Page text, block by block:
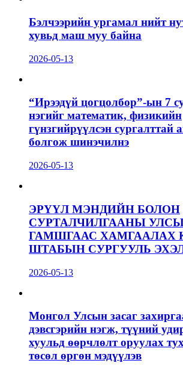
Бэлчээрийн ургамал нийт
хувьд маш муу байна
2026-05-13
“Ирээдүй цогцолбор”-ын 7
нэгийг математик, физикийн
гүнзгийрүүлсэн сургалттай
болгож шинэчилнэ
2026-05-13
ЭРҮҮЛ МЭНДИЙН БОЛОН
СУРТАЛЧИЛГААНЫ
ГАМШГААС ХАМГААЛАХ
ШТАБЫН СУРГУУЛЬ
2026-05-13
Монгол Улсын засаг
дэвсгэрийн нэгж, түүний
хуульд өөрчлөлт оруулах
төсөл өргөн мэдүүлэв